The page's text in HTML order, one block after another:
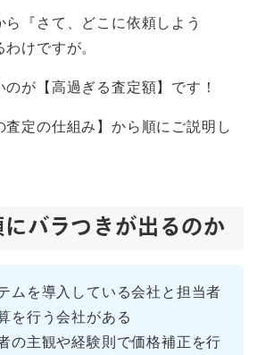
『さて、どこに依頼しよう
けですが。
が【高過ぎる査定額】です！
査定の仕組み】から順にご説明し
バラつきが出るのか
ムを導入している会社と担当者
を行う会社がある
の主観や経験則で価格補正を行